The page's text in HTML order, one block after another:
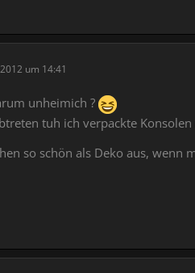
um 14:41
unheimich ?
tuh ich verpackte
so schön als Deko aus,